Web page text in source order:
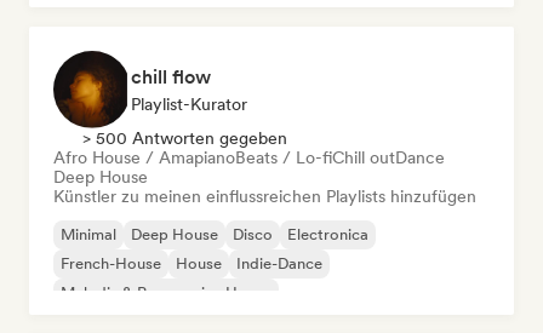
chill flow
Playlist-Kurator
> 500 Antworten gegeben
Afro House / AmapianoBeats / Lo-fiChill outDance
Deep House
Künstler zu meinen einflussreichen Playlists hinzufügen
Minimal Deep House Disco
Electronica
French-House
House
Indie-Dance
Melodic & Progressive House